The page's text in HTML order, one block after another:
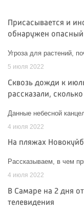
Присасывается и
обнаружен опасный
Угроза для растений,
5 июля 2022
Сквозь дожди к
рассказали,
Данные небесной
4 июля 2022
На пляжах
Рассказываем, в чем
4 июля 2022
В Самаре на 2 дня
телевидения